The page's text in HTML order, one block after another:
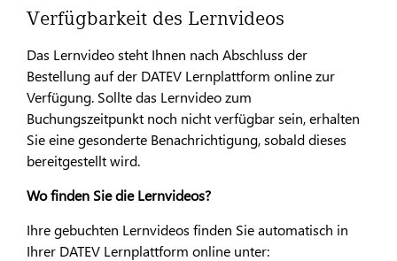
Verfügbarkeit des Lernvideos
Das Lernvideo steht Ihnen nach Abschluss der
Bestellung auf der DATEV Lernplattform online zur
Verfügung. Sollte das Lernvideo zum
Buchungszeitpunkt noch nicht verfügbar sein, erhalten
Sie eine gesonderte Benachrichtigung, sobald dieses
bereitgestellt wird.
Wo finden Sie die Lernvideos?
Ihre gebuchten Lernvideos finden Sie automatisch in
Ihrer DATEV Lernplattform online unter: